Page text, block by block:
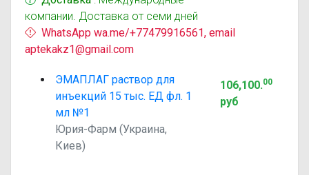
компании. Доставка от семи дней
WhatsApp wa.me/+77479916561, email
aptekakz1@gmail.com
ЭМАПЛАГ раствор для
инъекций 15 тыс. ЕД фл. 1
мл №1
Юрия-Фарм (Украина,
Киев)
106,100.00
руб